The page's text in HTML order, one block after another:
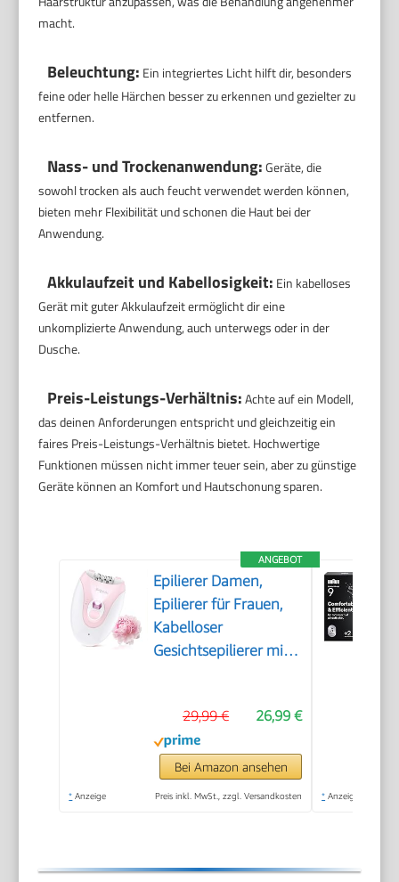
macht.
Beleuchtung: Ein integriertes Licht hilft dir, besonders
feine oder helle Härchen besser zu erkennen und gezielter zu
entfernen.
Nass- und Trockenanwendung:Geräte, die
sowohl trocken als auch feucht verwendet werden können,
bieten mehr Flexibilität und schonen die Haut bei der
Anwendung.
Akkulaufzeit und Kabellosigkeit: Ein kabelloses
Gerät mit guter Akkulaufzeit ermöglicht dir eine
unkomplizierte Anwendung, auch unterwegs oder in der
Dusche.
Preis-Leistungs-Verhältnis:Achte auf ein Modell,
das deinen Anforderungen entspricht und gleichzeitig ein
faires Preis-Leistungs-Verhältnis bietet. Hochwertige
Funktionen müssen nicht immer teuer sein, aber zu günstige
Geräte können an Komfort und Hautschonung sparen.
ANGEBOT
Epilierer Damen,
Epilierer für Frauen,
Kabelloser
Gesichtsepilierer mit
Haarentferner für
Gesicht, Körper,
Achsel, Beine &
Bikinizone
26,99 €
29,99 €
Bei Amazon ansehen
* Anzeige Preis inkl. MwSt., zzgl. Versandkosten * Anzeige